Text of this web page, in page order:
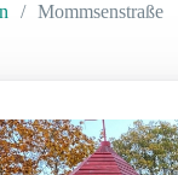
Mommsenstraße